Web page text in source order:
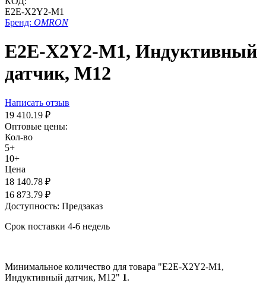
E2E-X2Y2-M1
Бренд: OMRON
E2E-X2Y2-M1, Индуктивный
датчик, М12
Написать отзыв
19 410.19 ₽
Оптовые цены:
Кол-во
5+
10+
Цена
18 140.78 ₽
16 873.79 ₽
Доступность: Предзаказ
Срок поставки 4-6 недель
Минимальное количество для товара "E2E-X2Y2-M1,
Индуктивный датчик, М12" 1.